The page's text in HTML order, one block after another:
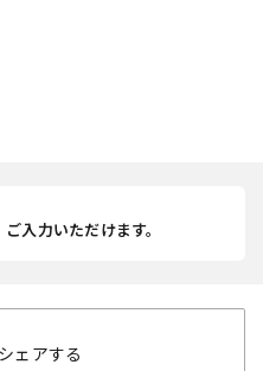
入力いただけます。
ェアする